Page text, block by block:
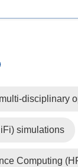
disciplinary
simulations
Computing